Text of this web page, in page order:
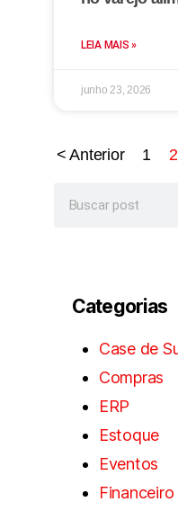
LEIA MAIS »
junho 23, 2026
< Anterior 1 2
Categorias
Case de
Compras
ERP
Estoque
Eventos
Financeiro